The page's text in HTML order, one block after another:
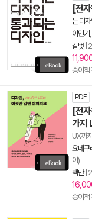
[전
는 디
이민기
길벗
종이책
PDF
[전
가지
UX까
요네쿠
이)
책만|
종이책